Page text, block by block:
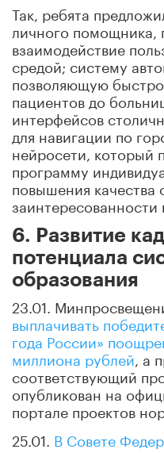
Так, ребята
личного помощника,
взаимодействие
средой; систему
позволяющую
пациентов до
интерфейсов
для навигации по
нейросети, который
программу
повышения качества
заинтересованности
6. Развитие
потенциала
образования
23.01.
выплачивать
года России»
миллиона рублей , а
соответствующий
опубликован на
портале проектов
25.01. В Совете